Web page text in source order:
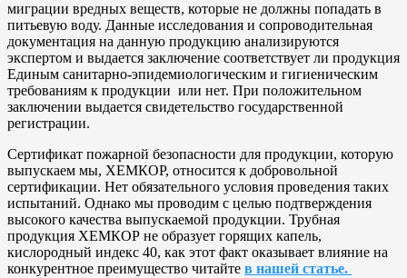
миграции вредных веществ, которые не должны попадать в
питьевую воду. Данные исследования и сопроводительная
документация на данную продукцию анализируются
экспертом и выдается заключение соответствует ли продукция
Единым санитарно-эпидемиологическим и гигиеническим
требованиям к продукции или нет. При положительном
заключении выдается свидетельство государственной
регистрации.
Сертификат пожарной безопасности для продукции, которую
выпускаем мы, ХЕМКОР, относится к добровольной
сертификации. Нет обязательного условия проведения таких
испытаний. Однако мы проводим с целью подтверждения
высокого качества выпускаемой продукции. Трубная
продукция ХЕМКОР не образует горящих капель,
кислородный индекс 40, как этот факт оказывает влияние на
конкурентное преимущество читайте в нашей статье.